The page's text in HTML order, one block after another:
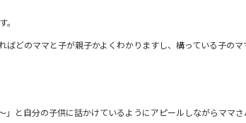
どのママと子が親子かよくわかりますし、構っている子のマ
自分の子供に話かけているようにアピールしながらママさ